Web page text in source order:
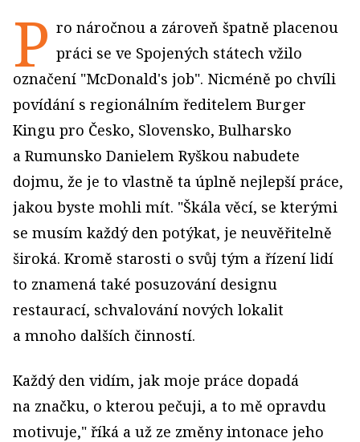
P ro náročnou a zároveň špatně placenou
práci se ve Spojených státech vžilo
označení "McDonald's job". Nicméně po chvíli
povídání s regionálním ředitelem Burger
Kingu pro Česko, Slovensko, Bulharsko
a Rumunsko Danielem Ryškou nabudete
dojmu, že je to vlastně ta úplně nejlepší práce,
jakou byste mohli mít. "Škála věcí, se kterými
se musím každý den potýkat, je neuvěřitelně
široká. Kromě starosti o svůj tým a řízení lidí
to znamená také posuzování designu
restaurací, schvalování nových lokalit
a mnoho dalších činností.
Každý den vidím, jak moje práce dopadá
na značku, o kterou pečuji, a to mě opravdu
motivuje," říká a už ze změny intonace jeho